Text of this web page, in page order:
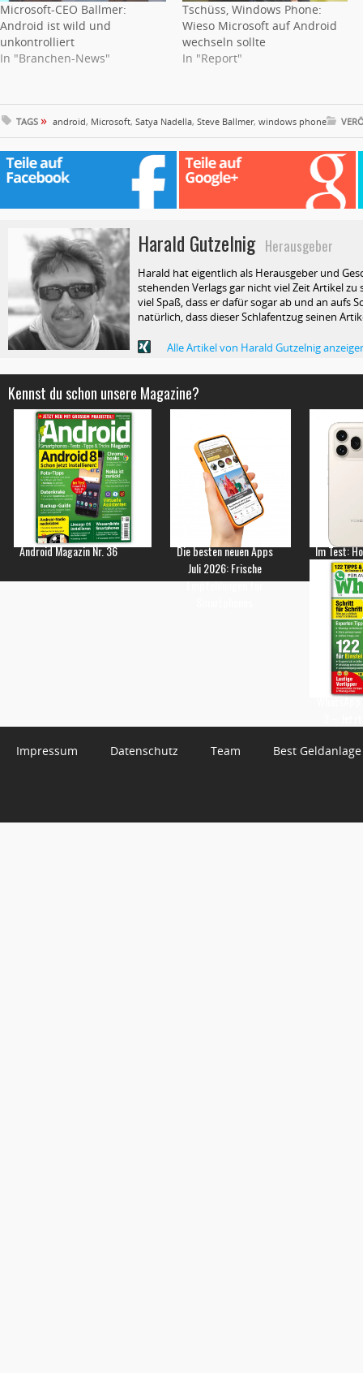
Microsoft-CEO Ballmer:
Android ist wild und
unkontrolliert
In "Branchen-News"
Tschüss, Windows Phone:
Wieso Microsoft auf Android
wechseln sollte
In "Report"
TAGS » android, Microsoft, Satya Nadella, Steve Ballmer, windows phone
Harald GutzelnigHerausgeber
Harald hat eigentlich als Herausgeber und
stehenden Verlags gar nicht viel Zeit Artikel
viel Spaß, dass er dafür sogar ab und an aufs
natürlich, dass dieser Schlafentzug seinen
Alle Artikel von Harald Gutzelnig
Kennst du schon unsere Magazine?
Android Magazin Nr. 36
Die besten neuen Apps
Juli 2026: Frische
Empfehlungen für
Im Test:
Impressum Datenschutz Team Best Geldanlage